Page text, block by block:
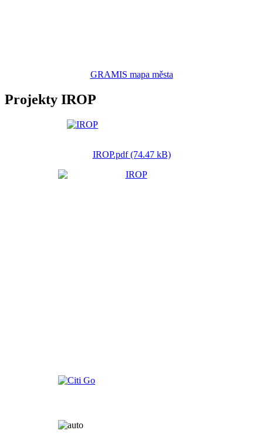
GRAMIS mapa města
Projekty IROP
IROP.pdf (74.47 kB)